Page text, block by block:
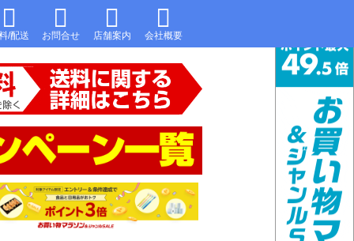
/配送 お問合せ 店舗案内 会社概要